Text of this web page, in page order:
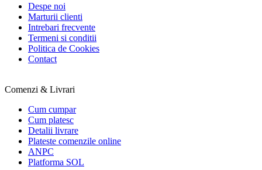
Despe noi
Marturii clienti
Intrebari frecvente
Termeni si conditii
Politica de Cookies
Contact
Comenzi & Livrari
Cum cumpar
Cum platesc
Detalii livrare
Plateste comenzile online
ANPC
Platforma SOL